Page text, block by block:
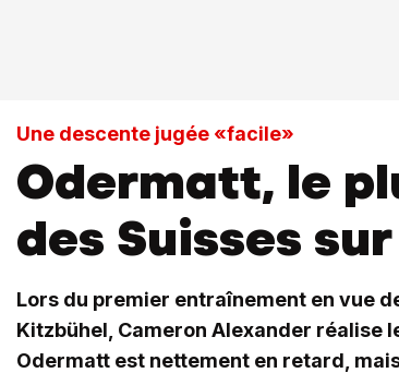
Une descente jugée «facile»
Odermatt, le
des Suisses
Lors du premier entraînement en vue
Kitzbühel, Cameron Alexander réalise
Odermatt est nettement en retard,